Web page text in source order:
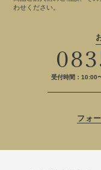
わせください。
受付時間：10:00
フォ